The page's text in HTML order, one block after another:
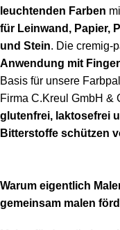
leuchtenden Farben
für Leinwand, Papier,
und Stein. Die cremig-
Anwendung mit
Basis für unsere
Firma C.Kreul GmbH &
glutenfrei, laktosefrei
Bitterstoffe schützen
Warum eigentlich
gemeinsam malen